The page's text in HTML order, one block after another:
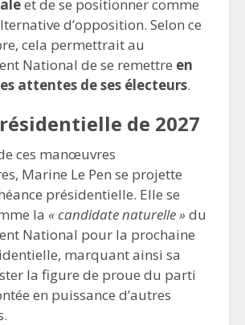
et de se positionner comme
d’opposition. Selon ce
cela permettrait au
National de se remettre en
attentes de ses électeurs.
de 2027
ces manœuvres
Marine Le Pen se projette
présidentielle. Elle se
la « candidate naturelle » du
National pour la prochaine
marquant ainsi sa
la figure de proue du parti
en puissance d’autres